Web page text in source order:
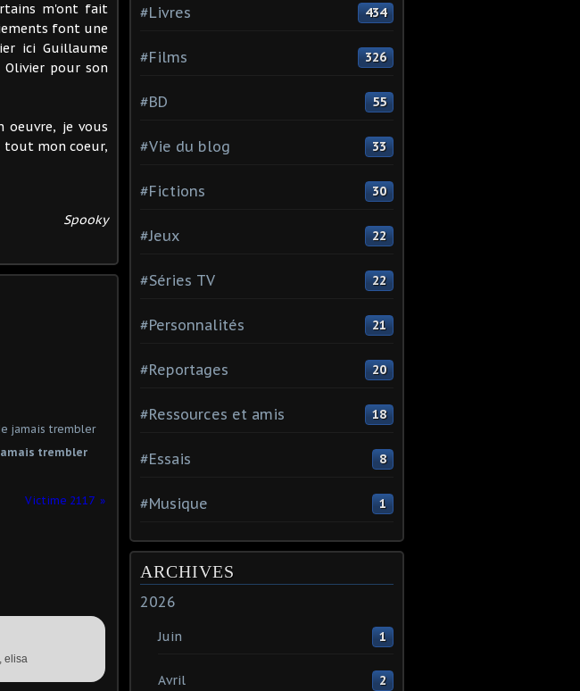
m'ont fait
font une
ici Guillaume
pour son
oeuvre, je vous
tout mon coeur,
Spooky
trembler
Victime 2117
elisa
#Livres 434
#Films 326
#BD 55
#Vie du blog 33
#Fictions 30
#Jeux 22
#Séries TV 22
#Personnalités 21
#Reportages 20
#Ressources et amis 18
#Essais 8
#Musique 1
ARCHIVES
2026
Juin 1
Avril 2